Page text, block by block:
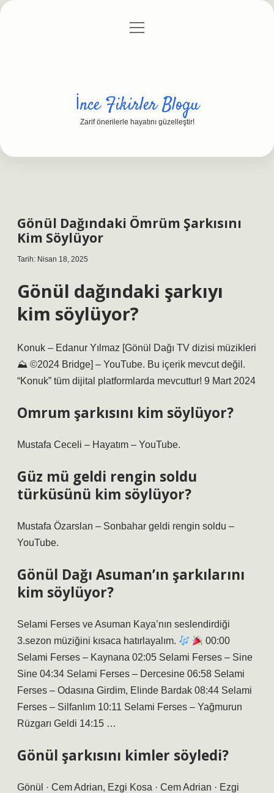
Gizlilik Politikası
menüyü
İnce Fikirler Blogu
Zarif önerilerle hayatını güzelleştir!
Gönül Dağındaki Ömrüm Şarkısını
Kim Söylüyor
Tarih: Nisan 18, 2025
Gönül dağındaki şarkıyı
kim söylüyor?
Konuk – Edanur Yılmaz [Gönül Dağı TV dizisi müzikleri
⛰ ©️2024 Bridge] – YouTube. Bu içerik mevcut değil.
“Konuk” tüm dijital platformlarda mevcuttur! 9 Mart 2024
Omrum şarkısını kim söylüyor?
Mustafa Ceceli – Hayatım – YouTube.
Güz mü geldi rengin soldu
türküsünü kim söylüyor?
Mustafa Özarslan – Sonbahar geldi rengin soldu –
YouTube.
Gönül Dağı Asuman’ın şarkılarını
kim söylüyor?
Selami Ferses ve Asuman Kaya’nın seslendirdiği
3.sezon müziğini kısaca hatırlayalım.
00:00
Selami Ferses – Kaynana 02:05 Selami Ferses – Sine
Sine 04:34 Selami Ferses – Dercesine 06:58 Selami
Ferses – Odasına Girdim, Elinde Bardak 08:44 Selami
Ferses – Silfanlım 10:11 Selami Ferses – Yağmurun
Rüzgarı Geldi 14:15 …
Gönül şarkısını kimler söyledi?
Gönül · Cem Adrian, Ezgi Kosa · Cem Adrian · Ezgi